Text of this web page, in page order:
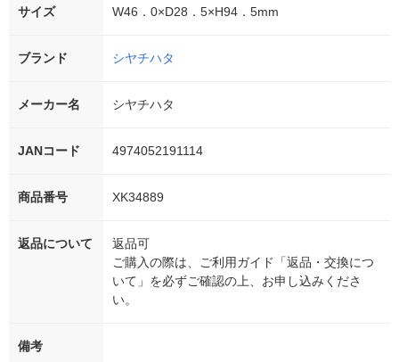
サイズ W46．0×D28．5×H94．5mm
ブランド シヤチハタ
メーカー名 シヤチハタ
JANコード 4974052191114
商品番号 XK34889
返品について
返品可
ご購入の際は、ご利用ガイド「返品・交換につ
いて」を必ずご確認の上、お申し込みくださ
い。
備考